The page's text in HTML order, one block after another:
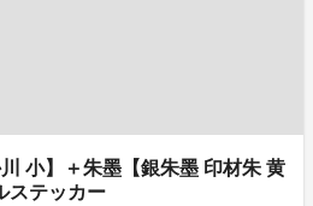
小】＋朱墨【銀朱墨 印材朱 黄
ステッカー